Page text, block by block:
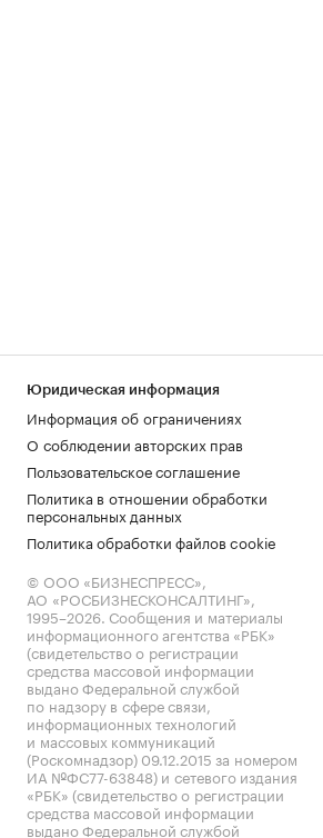
Юридическая информация
Информация об ограничениях
О соблюдении авторских прав
Пользовательское соглашение
Политика в отношении обработки
персональных данных
Политика обработки файлов cookie
© ООО «БИЗНЕСПРЕСС»,
АО «РОСБИЗНЕСКОНСАЛТИНГ»,
1995–2026. Сообщения и материалы
информационного агентства «РБК»
(свидетельство о регистрации
средства массовой информации
выдано Федеральной службой
по надзору в сфере связи,
информационных технологий
и массовых коммуникаций
(Роскомнадзор) 09.12.2015 за номером
ИА №ФС77-63848) и сетевого издания
«РБК» (свидетельство о регистрации
средства массовой информации
выдано Федеральной службой